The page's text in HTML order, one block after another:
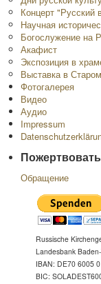
Концерт "Русский
Научная
Богослужение на
Акафист
Экспозиция в
Выставка в
Фотогалерея
Видео
Аудио
Impressum
Пожертвовать
Обращение
Russische
Landesbank
IBAN: DE70 6005
BIC: